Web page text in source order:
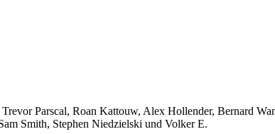
Trevor Parscal, Roan Kattouw, Alex Hollender, Bernard
Smith, Stephen Niedzielski und Volker E.